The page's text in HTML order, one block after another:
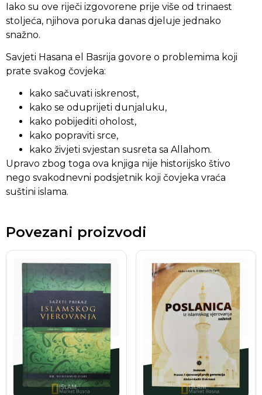
Iako su ove riječi izgovorene prije više od trinaest
stoljeća, njihova poruka danas djeluje jednako
snažno.
Savjeti Hasana el Basrija govore o problemima koji
prate svakog čovjeka:
kako sačuvati iskrenost,
kako se oduprijeti dunjaluku,
kako pobijediti oholost,
kako popraviti srce,
kako živjeti svjestan susreta sa Allahom.
Upravo zbog toga ova knjiga nije historijsko štivo
nego svakodnevni podsjetnik koji čovjeka vraća
suštini islama.
Povezani proizvodi